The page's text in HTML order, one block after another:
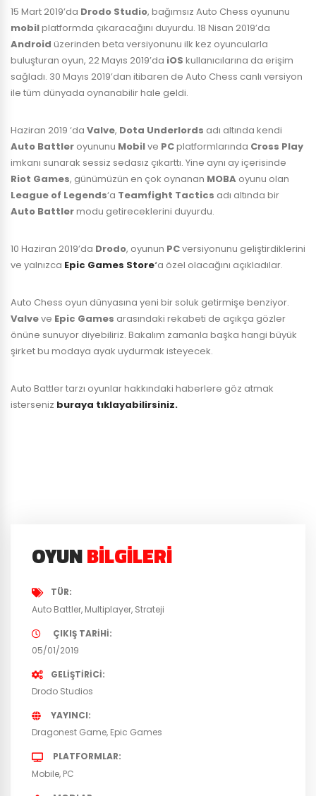
15 Mart 2019’da Drodo Studio, bağımsız Auto Chess oyununu
mobilplatformda çıkaracağını duyurdu. 18 Nisan 2019’da
Android üzerinden beta versiyonunu ilk kez oyuncularla
buluşturan oyun, 22 Mayıs 2019’da iOS kullanıcılarına da erişim
sağladı. 30 Mayıs 2019’dan itibaren de Auto Chess canlı versiyon
ile tüm dünyada oynanabilir hale geldi.
Haziran 2019 ‘da Valve, Dota Underlords adı altında kendi
Auto Battler oyununu Mobilve PCplatformlarında Cross Play
imkanı sunarak sessiz sedasız çıkarttı. Yine aynı ay içerisinde
Riot Games, günümüzün en çok oynanan MOBA oyunu olan
League of Legends‘a Teamfight Tactics adı altında bir
Auto Battlermodu getireceklerini duyurdu.
10 Haziran 2019’da Drodo, oyunun PCversiyonunu geliştirdiklerini
ve yalnızca Epic Games Store‘a özel olacağını açıkladılar.
Auto Chess oyun dünyasına yeni bir soluk getirmişe benziyor.
Valveve Epic Games arasındaki rekabeti de açıkça gözler
önüne sunuyor diyebiliriz. Bakalım zamanla başka hangi büyük
şirket bu modaya ayak uydurmak isteyecek.
Auto Battler tarzı oyunlar hakkındaki haberlere göz atmak
isterseniz buraya tıklayabilirsiniz.
OYUNBILGILERI
TÜR
Auto Battler Multiplayer Strateji
ÇIKIŞ TARIHI
05/01/2019
GELIŞTIRICI
Drodo Studios
YAYINCI
Dragonest Game Epic Games
PLATFORMLAR
Mobile PC